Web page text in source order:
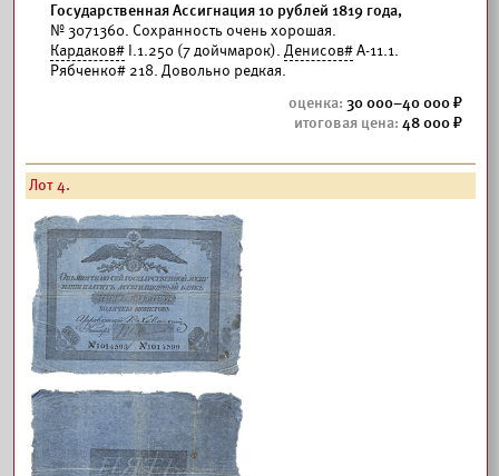
Государственная Ассигнация 10 рублей 1819 года,
№ 3071360. Сохранность очень хорошая.
Кардаков# I.1.250 (7 дойчмарок). Денисов#А-11.1.
Рябченко# 218. Довольно редкая.
30 000–40 000
48 000
Лот 4.